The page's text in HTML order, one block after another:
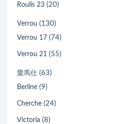
Roulis 23 (20)
Verrou (130)
Verrou 17 (74)
Verrou 21 (55)
愛馬仕 (63)
Berline (9)
Cherche (24)
Victoria (8)